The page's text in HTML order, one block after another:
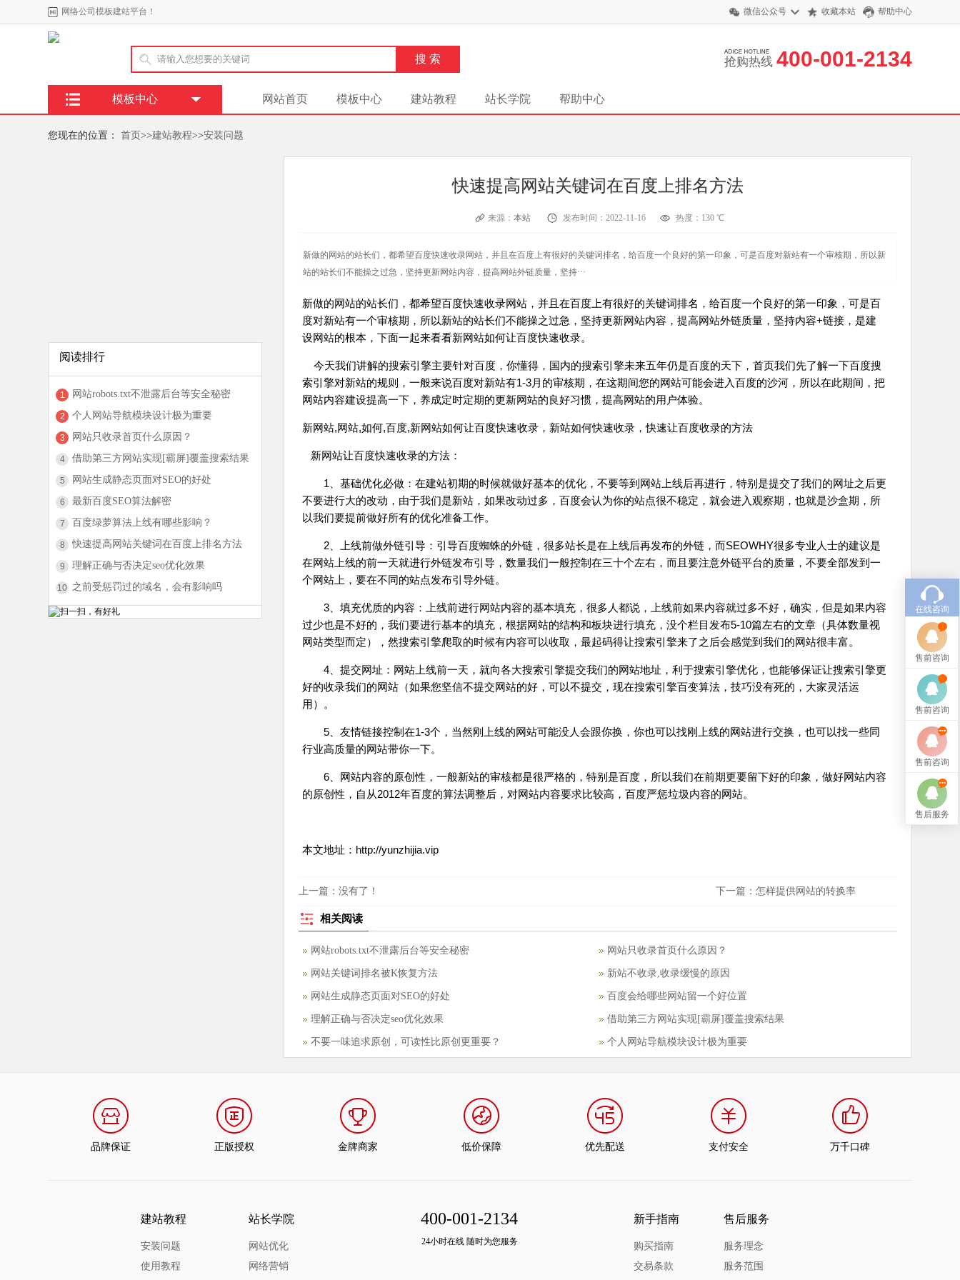
网络公司模板建站平台！ 微信公众号 收藏本站 帮助中心
抢购热线 400-001-2134
网站首页 模板中心 建站教程 站长学院 帮助中心
模板中心
您现在的位置： 首页 >>建站教程>>安装问题
阅读排行
1 网站robots.txt不泄露后台等安全秘密
2 个人网站导航模块设计极为重要
3 网站只收录首页什么原因？
4 借助第三方网站实现[霸屏]覆盖搜索结果
5 网站生成静态页面对SEO的好处
6 最新百度SEO算法解密
7 百度绿萝算法上线有哪些影响？
8 快速提高网站关键词在百度上排名方法
9 理解正确与否决定seo优化效果
10 之前受惩罚过的域名，会有影响吗
快速提高网站关键词在百度上排名方法
来源： 本站 发布时间：2022-11-16 热度：130 ℃
新做的网站的站长们，都希望百度快速收录网站，并且在百度上有很好的关键词排名，给百度一个良好的第一印象，可是百度对新站有一个审核期，所以新
站的站长们不能操之过急，坚持更新网站内容，提高网站外链质量，坚持···
新做的网站的站长们，都希望百度快速收录网站，并且在百度上有很好的关键词排名，给百度一个良好的第一印象，可是百
度对新站有一个审核期，所以新站的站长们不能操之过急，坚持更新网站内容，提高网站外链质量，坚持内容+链接，是建
设网站的根本，下面一起来看看新网站如何让百度快速收录。
今天我们讲解的搜索引擎主要针对百度，你懂得，国内的搜索引擎未来五年仍是百度的天下，首页我们先了解一下百度搜
索引擎对新站的规则，一般来说百度对新站有1-3月的审核期，在这期间您的网站可能会进入百度的沙河，所以在此期间，把
网站内容建设提高一下，养成定时定期的更新网站的良好习惯，提高网站的用户体验。
新网站,网站,如何,百度,新网站如何让百度快速收录，新站如何快速收录，快速让百度收录的方法
新网站让百度快速收录的方法：
1、基础优化必做：在建站初期的时候就做好基本的优化，不要等到网站上线后再进行，特别是提交了我们的网址之后更
不要进行大的改动，由于我们是新站，如果改动过多，百度会认为你的站点很不稳定，就会进入观察期，也就是沙盒期，所
以我们要提前做好所有的优化准备工作。
2、上线前做外链引导：引导百度蜘蛛的外链，很多站长是在上线后再发布的外链，而SEOWHY很多专业人士的建议是
在网站上线的前一天就进行外链发布引导，数量我们一般控制在三十个左右，而且要注意外链平台的质量，不要全部发到一
个网站上，要在不同的站点发布引导外链。
3、填充优质的内容：上线前进行网站内容的基本填充，很多人都说，上线前如果内容就过多不好，确实，但是如果内容
过少也是不好的，我们要进行基本的填充，根据网站的结构和板块进行填充，没个栏目发布5-10篇左右的文章（具体数量视
网站类型而定），然搜索引擎爬取的时候有内容可以收取，最起码得让搜索引擎来了之后会感觉到我们的网站很丰富。
4、提交网址：网站上线前一天，就向各大搜索引擎提交我们的网站地址，利于搜索引擎优化，也能够保证让搜索引擎更
好的收录我们的网站（如果您坚信不提交网站的好，可以不提交，现在搜索引擎百变算法，技巧没有死的，大家灵活运
用）。
5、友情链接控制在1-3个，当然刚上线的网站可能没人会跟你换，你也可以找刚上线的网站进行交换，也可以找一些同
行业高质量的网站带你一下。
6、网站内容的原创性，一般新站的审核都是很严格的，特别是百度，所以我们在前期更要留下好的印象，做好网站内容
的原创性，自从2012年百度的算法调整后，对网站内容要求比较高，百度严惩垃圾内容的网站。
本文地址：http://yunzhijia.vip
上一篇：没有了！ 下一篇： 怎样提供网站的转换率
相关阅读
网站robots.txt不泄露后台等安全秘密 网站只收录首页什么原因？
网站关键词排名被K恢复方法 新站不收录,收录缓慢的原因
网站生成静态页面对SEO的好处 百度会给哪些网站留一个好位置
理解正确与否决定seo优化效果 借助第三方网站实现[霸屏]覆盖搜索结果
不要一味追求原创，可读性比原创更重要？ 个人网站导航模块设计极为重要
品牌保证 正版授权 金牌商家 低价保障 优先配送 支付安全 万千口碑
建站教程
安装问题
使用教程
站长学院
网站优化
网络营销
400-001-2134
24小时在线 随时为您服务
新手指南
购买指南
交易条款
售后服务
服务理念
服务范围
在线咨询
售前咨询
售前咨询
售前咨询
售后服务